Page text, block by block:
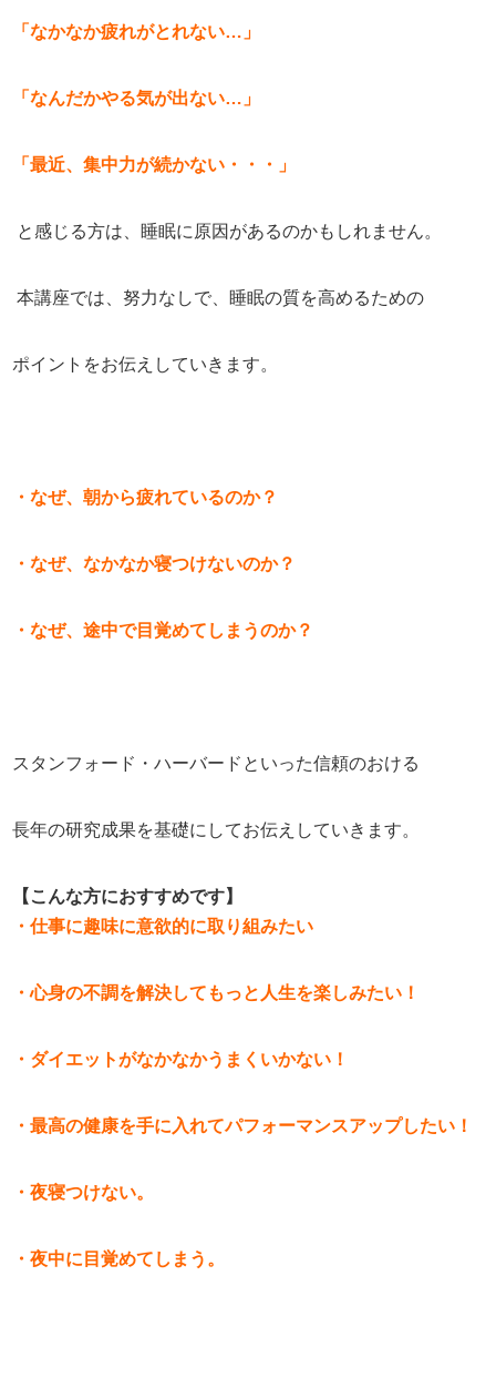
「なかなか疲れがとれない…」
「なんだかやる気が出ない…」
「最近、集中力が続かない・・・」
と感じる方は、睡眠に原因があるのかもしれません。
本講座では、努力なしで、睡眠の質を高めるための
ポイントをお伝えしていきます。
・なぜ、朝から疲れているのか？
・なぜ、なかなか寝つけないのか？
・なぜ、途中で目覚めてしまうのか？
スタンフォード・ハーバードといった信頼のおける
長年の研究成果を基礎にしてお伝えしていきます。
【こんな方におすすめです】
・仕事に趣味に意欲的に取り組みたい
・心身の不調を解決してもっと人生を楽しみたい！
・ダイエットがなかなかうまくいかない！
・最高の健康を手に入れてパフォーマンスアップしたい！
・夜寝つけない。
・夜中に目覚めてしまう。